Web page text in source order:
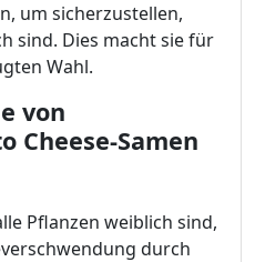
um sicherzustellen,
sind. Dies macht sie für
Wahl.
von
Cheese-Samen
Pflanzen weiblich sind,
durch